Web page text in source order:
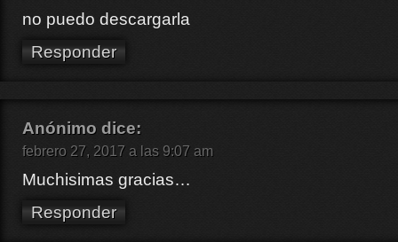
no puedo descargarla
Responder
Anónimo dice:
febrero 27, 2017 a las 9:07 am
Muchisimas gracias…
Responder